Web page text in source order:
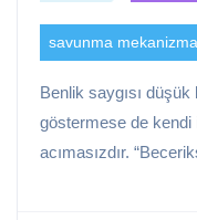
savunma
Benlik saygısı
göstermese de kendi
acımasızdır.